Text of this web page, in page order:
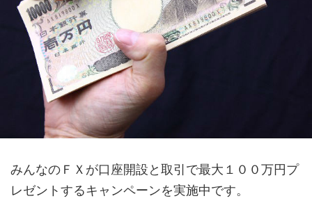
みんなのＦＸが口座開設と取引で最大１００万円プ
レゼントするキャンペーンを実施中です。